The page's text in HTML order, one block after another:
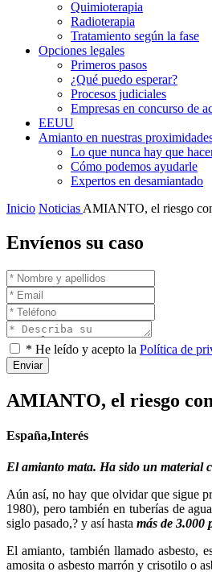
Quimioterapia
Radioterapia
Tratamiento según la fase
Opciones legales
Primeros pasos
¿Qué puedo esperar?
Procesos judiciales
Empresas en concurso de
EEUU
Amianto en nuestras
Lo que nunca hay que
Cómo podemos ayudarle
Expertos en desamiantado
Inicio Noticias AMIANTO, el riesgo
Envíenos su caso
* He leído y acepto la Política de
Enviar
AMIANTO, el riesgo
España,Interés
El amianto mata. Ha sido un material
Aún así, no hay que olvidar que sigue
1980), pero también en tuberías de
siglo pasado,? y así hasta más de 3.000
El amianto, también llamado asbesto,
amosita o asbesto marrón y crisotilo o